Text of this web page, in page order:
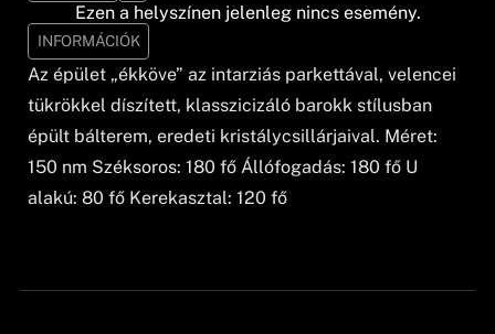
Ezen a helyszínen jelenleg nincs esemény.
INFORMÁCIÓK
Az épület „ékköve” az intarziás parkettával, velencei
tükrökkel díszített, klasszicizáló barokk stílusban
épült bálterem, eredeti kristálycsillárjaival. Méret:
150 nm Széksoros: 180 fő Állófogadás: 180 fő U
alakú: 80 fő Kerekasztal: 120 fő